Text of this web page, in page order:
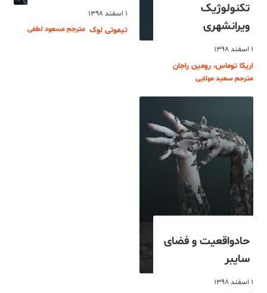
تکنولوژیک
ویرانشهری
۱ اسفند ۱۳۹۸
اریکا توماس، رومین راجان
مترجم سعید مولایی
۱ اسفند ۱۳۹۸
تیموتی لوک مترجم مسعود لطفی
حادواقعیت و فضای
سایبر
۱ اسفند ۱۳۹۸